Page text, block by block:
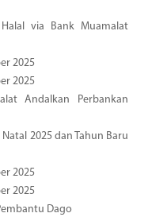
Halal via Bank Muamalat
2025
2025
Andalkan Perbankan
2025 dan Tahun Baru
2025
2025
Dago